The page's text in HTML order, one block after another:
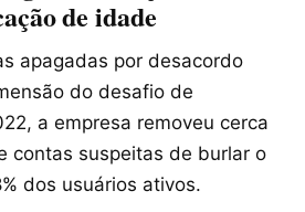
de idade
apagadas por desacordo
do desafio de
a empresa removeu cerca
contas suspeitas de burlar o
dos usuários ativos.